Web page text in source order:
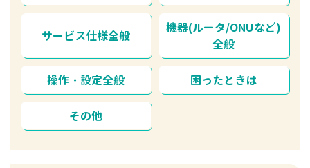
サービス仕様全般
機器(ルータ/ONUなど)
全般
操作・設定全般 困ったときは
その他